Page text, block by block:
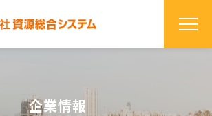
企業情報